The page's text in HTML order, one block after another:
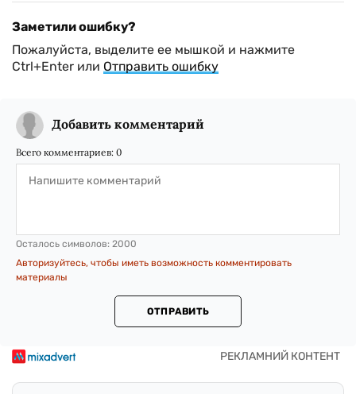
Заметили ошибку?
Пожалуйста, выделите ее мышкой и нажмите
Ctrl+Enter или Отправить ошибку
Добавить комментарий
Всего комментариев: 0
Осталось символов: 2000
Авторизуйтесь, чтобы иметь возможность комментировать
материалы
ОТПРАВИТЬ